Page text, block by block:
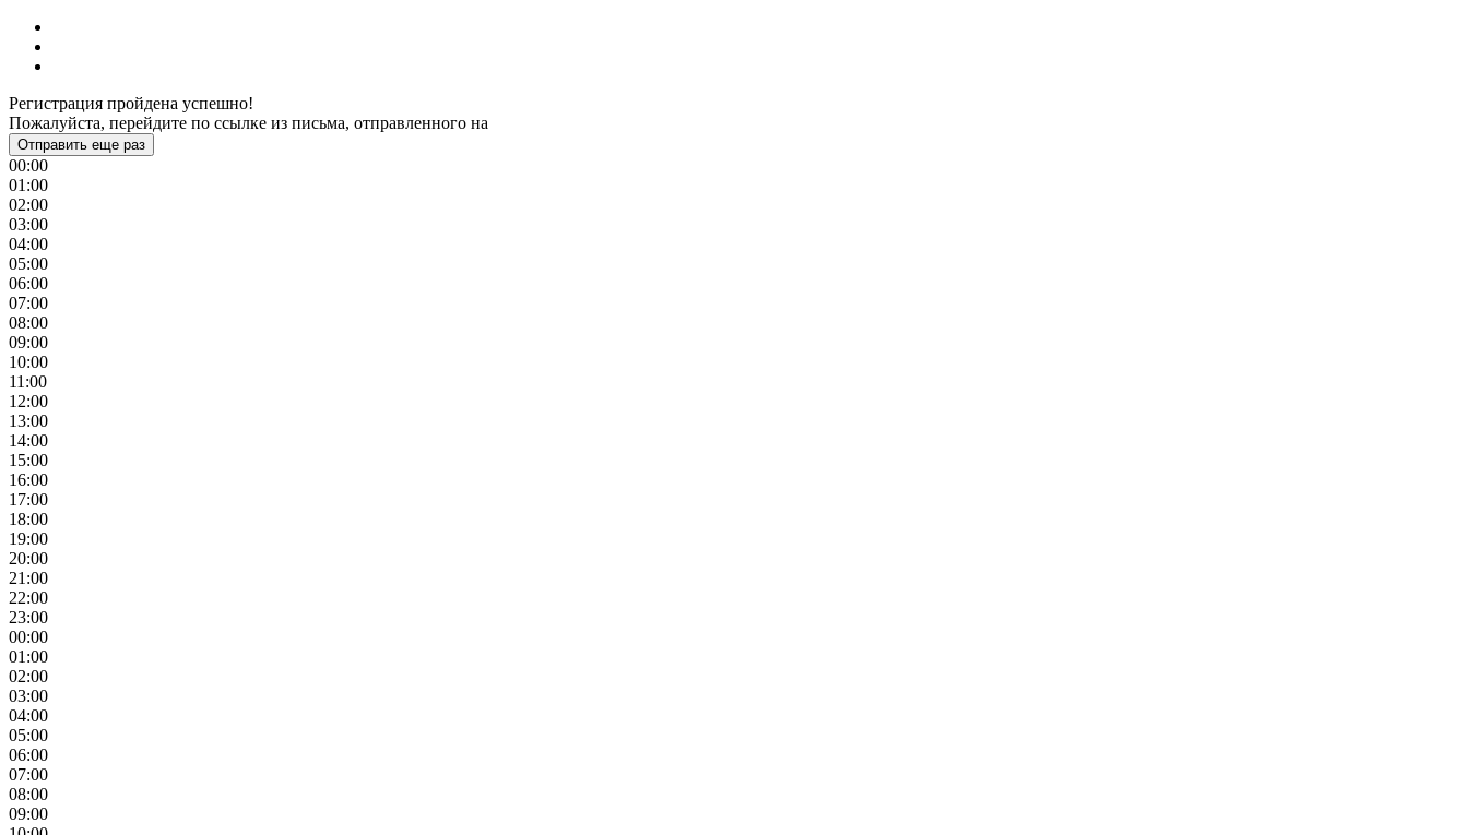
Регистрация пройдена успешно!
Пожалуйста, перейдите по ссылке из письма, отправленного на
Отправить еще раз
00:00
01:00
02:00
03:00
04:00
05:00
06:00
07:00
08:00
09:00
10:00
11:00
12:00
13:00
14:00
15:00
16:00
17:00
18:00
19:00
20:00
21:00
22:00
23:00
00:00
01:00
02:00
03:00
04:00
05:00
06:00
07:00
08:00
09:00